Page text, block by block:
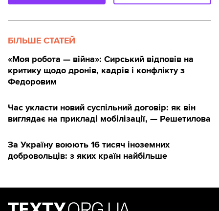
БІЛЬШЕ СТАТЕЙ
«Моя робота — війна»: Сирський відповів на
критику щодо дронів, кадрів і конфлікту з
Федоровим
Час укласти новий суспільний договір: як він
виглядає на прикладі мобілізації, — Решетилова
За Україну воюють 16 тисяч іноземних
добровольців: з яких країн найбільше